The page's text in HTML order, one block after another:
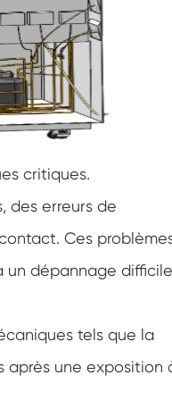
PV
température
vieillissement
d'essai
critiques.
des erreurs de
Ces
dépannage
tels que la
après une exposition